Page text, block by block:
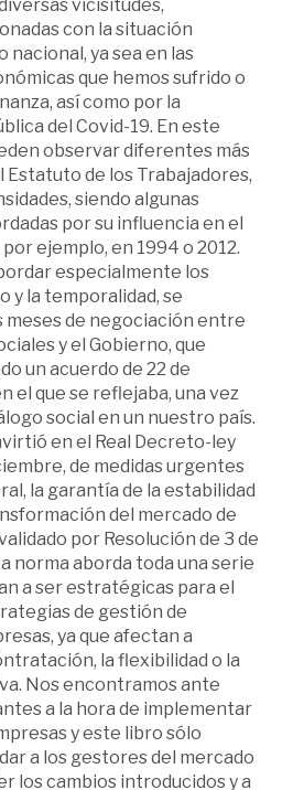
vicisitudes,
con la situación
nacional, ya sea en las
que hemos sufrido o
así como por la
del Covid-19. En este
observar diferentes más
Estatuto de los Trabajadores,
siendo algunas
por su influencia en el
ejemplo, en 1994 o 2012.
especialmente los
y la temporalidad, se
de negociación entre
y el Gobierno, que
un acuerdo de 22 de
el que se reflejaba, una vez
social en un nuestro país.
en el Real Decreto-ley
de medidas urgentes
la garantía de la estabilidad
del mercado de
por Resolución de 3 de
norma aborda toda una serie
a ser estratégicas para el
de gestión de
ya que afectan a
la flexibilidad o la
Nos encontramos ante
a la hora de implementar
y este libro sólo
a los gestores del mercado
los cambios introducidos y a